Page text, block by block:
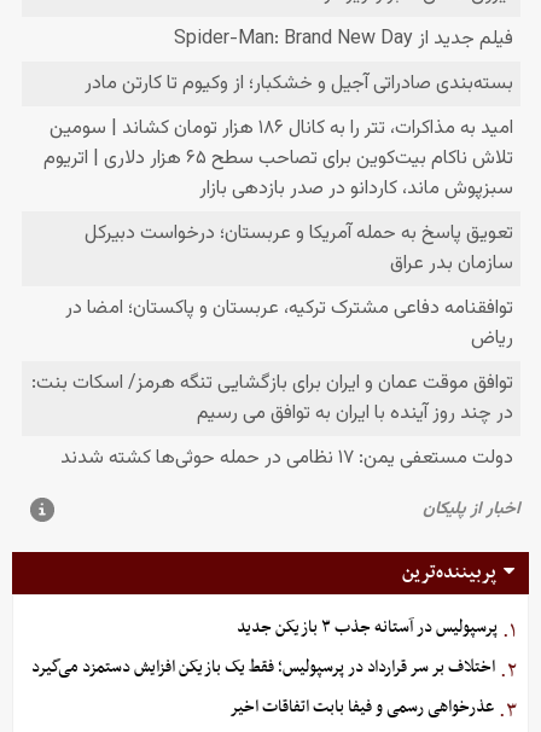
پربیننده‌ترین
۱. پرسپولیس در آستانه جذب ۳ بازیکن جدید
۲. اختلاف بر سر قرارداد در پرسپولیس؛ فقط یک بازیکن افزایش دستمزد می‌گیرد
۳. عذرخواهی رسمی و فیفا بابت اتفاقات اخیر